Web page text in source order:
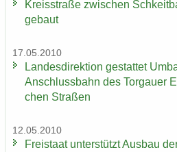
Kreis­stra­ße zwi­schen
ge­baut
17.05.2010
Lan­des­di­rek­ti­on ge­stat­tet
An­schluss­bahn des Tor­gau­er
chen Stra­ßen
12.05.2010
Frei­staat un­ter­stützt Aus­bau